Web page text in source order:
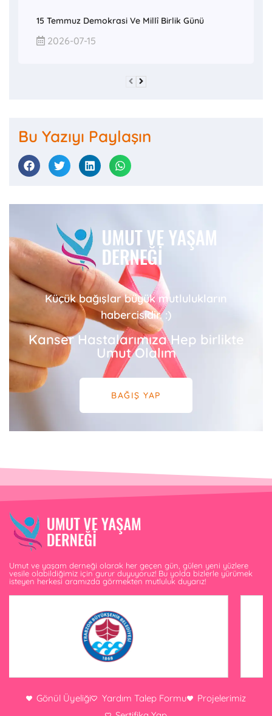
15 Temmuz Demokrasi Ve Millî Birlik Günü
2026-07-15
Bu Yazıyı Paylaşın
Küçük bağışlar büyük mutlulukların
habercisidir. :)
Kanser Hastalarımıza Hep birlikte
Umut Olalım
BAĞIŞ YAP
Umut ve yaşam derneği olarak her geçen gün, gülen yeni yüzlere
vesile olabildiğimiz için gurur duyuyoruz! Bu yolda bizlerle yürümek
isteyen herkesi aramızda görmekten mutluluk duyarız!
Gönül Üyeliği Yardım Talep Formu
Projelerimiz